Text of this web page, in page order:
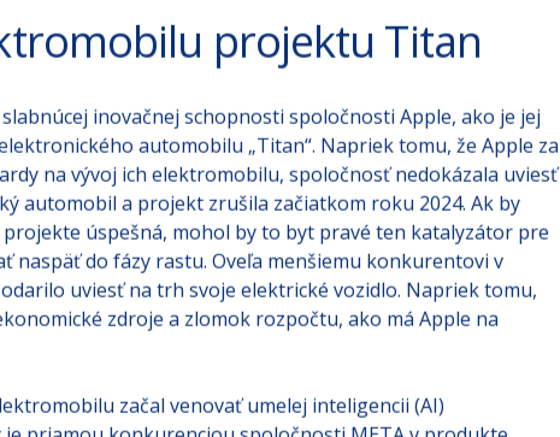
prístup.
projektu Titan
inovačnej schopnosti spoločnosti Apple, ako je jej
automobilu „Titan“. Napriek tomu, že Apple za
na vývoj ich elektromobilu, spoločnosť nedokázala uviesť
automobil a projekt zrušila začiatkom roku 2024. Ak by
úspešná, mohol by to byt pravé ten katalyzátor pre
naspäť do fázy rastu. Oveľa menšiemu konkurentovi v
uviesť na trh svoje elektrické vozidlo. Napriek tomu,
zdroje a zlomok rozpočtu, ako má Apple na